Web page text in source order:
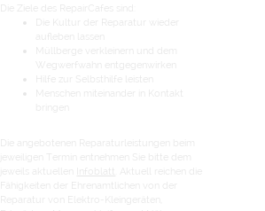
Die Ziele des RepairCafes sind:
Die Kultur der Reparatur wieder
aufleben lassen
Müllberge verkleinern und dem
Wegwerfwahn entgegenwirken
Hilfe zur Selbsthilfe leisten
Menschen miteinander in Kontakt
Die angebotenen Reparaturleistungen beim
jeweiligen Termin entnehmen Sie bitte dem
jeweils aktuellen
Infoblatt
. Aktuell reichen die
Fähigkeiten der Ehrenamtlichen von der
Reparatur von Elektro-Kleingeräten,